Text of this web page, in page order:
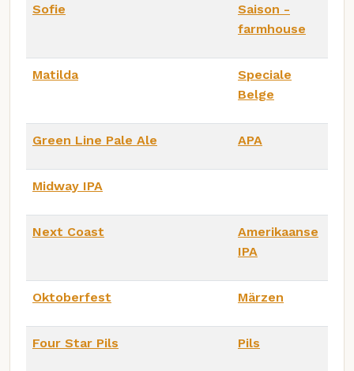
Sofie
Saison -
farmhouse
Matilda
Speciale
Belge
Green Line Pale Ale APA
Midway IPA
Next Coast
Amerikaanse
IPA
Oktoberfest Märzen
Four Star Pils Pils